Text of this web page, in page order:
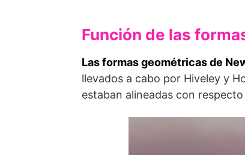
Función de las
Las formas geométricas de
llevados a cabo por Hiveley y
estaban ali­neadas con